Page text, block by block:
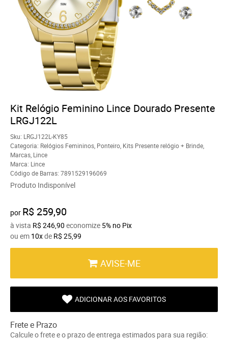
Kit Relógio Feminino Lince Dourado Presente
LRGJ122L
Sku: LRGJ122L-KY85
Categoria: Relógios Femininos Ponteiro Kits Presente relógio + Brinde
Marcas Lince
Marca: Lince
Código de Barras: 7891529196069
Produto Indisponível
por R$ 259,90
à vista R$ 246,90 economize 5% no Pix
ou em 10xde R$ 25,99
AVISE-ME
ADICIONAR AOS FAVORITOS
Frete e Prazo
Calcule o frete e o prazo de entrega estimados para sua região: